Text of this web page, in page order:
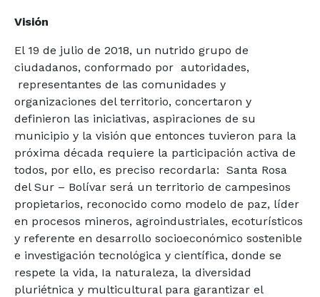
Visión
El 19 de julio de 2018, un nutrido grupo de
ciudadanos, conformado por autoridades,
representantes de las comunidades y
organizaciones del territorio, concertaron y
definieron las iniciativas, aspiraciones de su
municipio y la visión que entonces tuvieron para la
próxima década requiere la participación activa de
todos, por ello, es preciso recordarla: Santa Rosa
del Sur – Bolívar será un territorio de campesinos
propietarios, reconocido como modelo de paz, líder
en procesos mineros, agroindustriales, ecoturísticos
y referente en desarrollo socioeconómico sostenible
e investigación tecnológica y científica, donde se
respete la vida, Ia naturaleza, la diversidad
pluriétnica y multicultural para garantizar el